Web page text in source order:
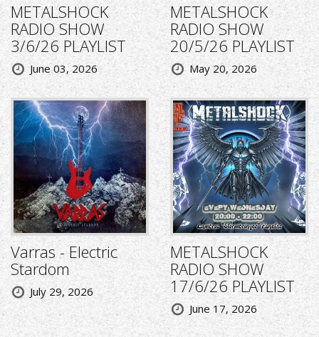
METALSHOCK
RADIO SHOW
3/6/26 PLAYLIST
June 03, 2026
METALSHOCK
RADIO SHOW
20/5/26 PLAYLIST
May 20, 2026
Varras - Electric
Stardom
July 29, 2026
METALSHOCK
RADIO SHOW
17/6/26 PLAYLIST
June 17, 2026